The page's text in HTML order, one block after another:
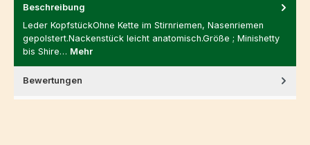
Beschreibung
Leder KopfstückOhne Kette im Stirnriemen, Nasenriemen
gepolstert.Nackenstück leicht anatomisch.Größe ; Minishetty
bis Shire… Mehr
Bewertungen